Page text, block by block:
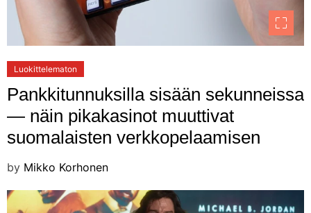
Luokittelematon
Pankkitunnuksilla sisään sekunneissa
— näin pikakasinot muuttivat
suomalaisten verkkopelaamisen
by Mikko Korhonen